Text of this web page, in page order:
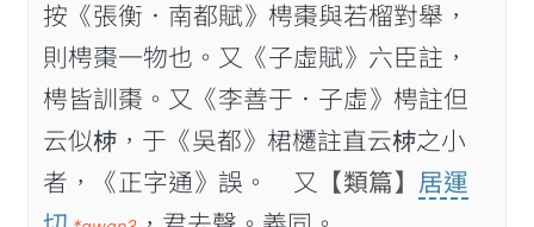
按《張衡．南都賦》梬棗與若榴對舉，
則梬棗一物也。又《子虛賦》六臣註，
梬皆訓棗。又《李善于．子虛》梬註但
云似𣐈，于《吳都》桾櫏註直云𣐈之小
者，《正字通》誤。 又
【類篇】 居運